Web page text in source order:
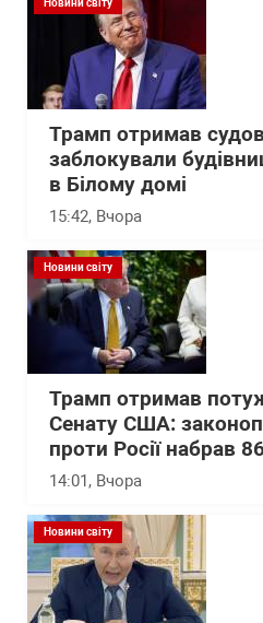
Новини світу
Трамп отримав
заблокували
в Білому домі
15:42, Вчора
Новини світу
Трамп отримав
Сенату США:
проти Росії набрав
14:01, Вчора
Новини світу